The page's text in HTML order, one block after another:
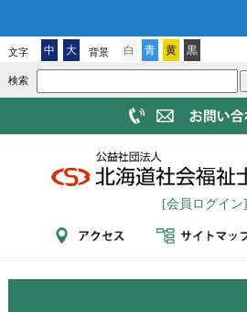
文字 中 大 背景 白 青 黄 黒
検索
[会員ログイン]